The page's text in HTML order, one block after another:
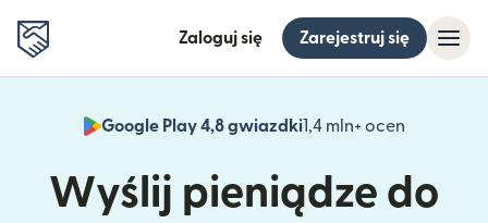
Zaloguj się Zarejestruj się
Google Play 4,8 gwiazdki1,4 mln+ ocen
(otwiera
Wyślij pieniądze do